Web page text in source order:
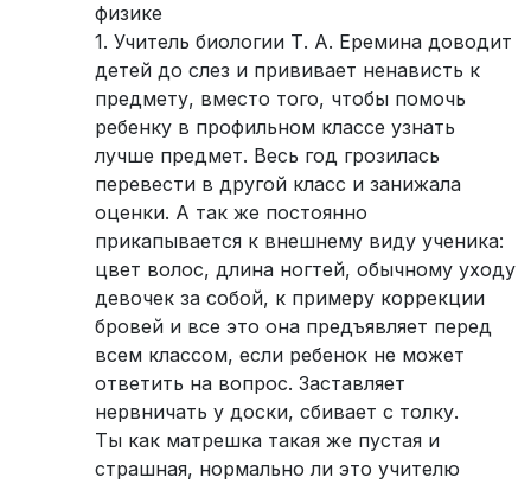
физике
1. Учитель биологии Т. А. Еремина доводит
детей до слез и прививает ненависть к
предмету, вместо того, чтобы помочь
ребенку в профильном классе узнать
лучше предмет. Весь год грозилась
перевести в другой класс и занижала
оценки. А так же постоянно
прикапывается к внешнему виду ученика:
цвет волос, длина ногтей, обычному уходу
девочек за собой, к примеру коррекции
бровей и все это она предъявляет перед
всем классом, если ребенок не может
ответить на вопрос. Заставляет
нервничать у доски, сбивает с толку.
Ты как матрешка такая же пустая и
страшная, нормально ли это учителю